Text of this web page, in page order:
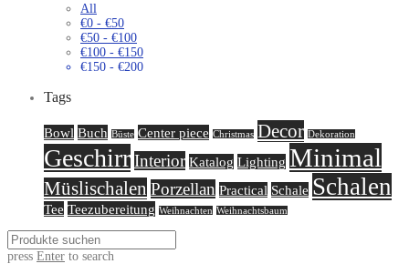
All
€0 - €50
€50 - €100
€100 - €150
€150 - €200
Tags
Bowl Buch Büste Center piece Christmas Decor Dekoration
GeschirrInterior Katalog Lighting Minimal
Müslischalen Porzellan Practical Schale Schalen
Tee Teezubereitung Weihnachten Weihnachtsbaum
press Enter to search